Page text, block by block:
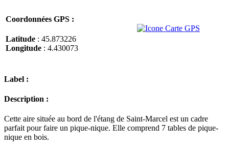
Coordonnées GPS :
Latitude : 45.873226
Longitude : 4.430073
Label :
Description :
Cette aire située au bord de l'étang de Saint-Marcel est un cadre
parfait pour faire un pique-nique. Elle comprend 7 tables de pique-
nique en bois.